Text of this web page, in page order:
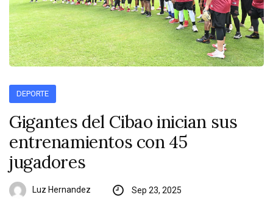
DEPORTE
Gigantes del Cibao inician sus
entrenamientos con 45
jugadores
Luz Hernandez Sep 23, 2025